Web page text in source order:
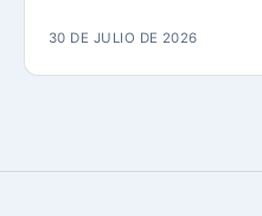
30 DE JULIO DE 2026